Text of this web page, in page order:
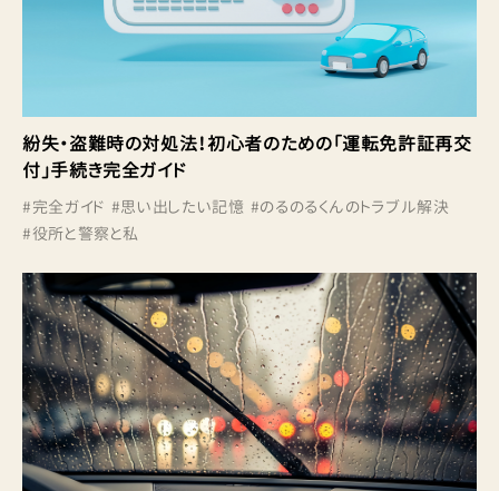
紛失・盗難時の対処法！初心者のための「運転免許証再交
付」手続き完全ガイド
#完全ガイド #思い出したい記憶 #のるのるくんのトラブル解決
#役所と警察と私